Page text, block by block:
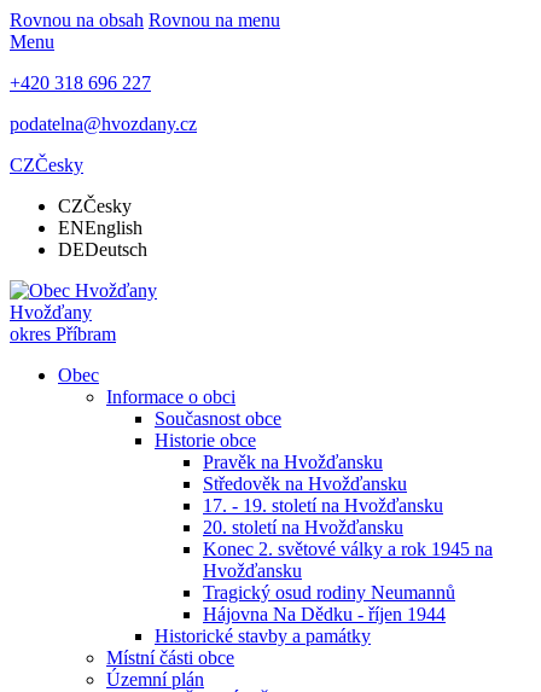
Rovnou na obsah Rovnou na menu
Menu
+420 318 696 227
podatelna@hvozdany.cz
CZČesky
CZČesky
ENEnglish
DEDeutsch
Hvožďany
okres Příbram
Obec
Informace o obci
Současnost obce
Historie obce
Pravěk na Hvožďansku
Středověk na Hvožďansku
17. - 19. století na Hvožďansku
20. století na Hvožďansku
Konec 2. světové války a rok 1945 na
Hvožďansku
Tragický osud rodiny Neumannů
Hájovna Na Dědku - říjen 1944
Historické stavby a památky
Místní části obce
Územní plán